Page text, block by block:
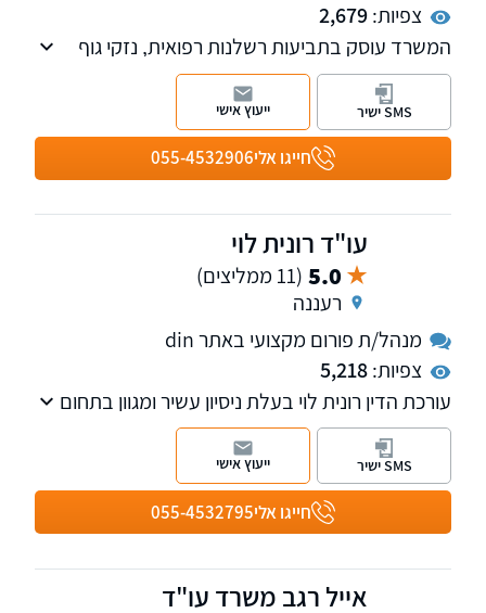
צפיות:2,679
המשרד עוסק בתביעות רשלנות רפואית, נזקי גוף
והביטוח ובתביעות משרד הביטחון
חייגו אלי055-4532906
SMS ישיר ייעוץ אישי
עו"ד רונית לוי
5.0 (11 ממליצים)
רעננה
מנהל/ת פורום מקצועי באתר din
צפיות:5,218
עורכת הדין רונית לוי בעלת ניסיון עשיר ומגוון בתחום
ייעוץ פנסיוני, תביעות נזיקין, וכן במצב אובדן כושר
חייגו אלי055-4532795
SMS ישיר ייעוץ אישי
אייל רגב משרד עו"ד